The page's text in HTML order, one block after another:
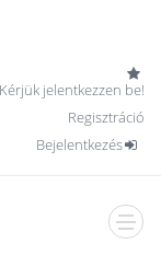
Kérjük jelentkezzen be!
Regisztráció
Bejelentkezés